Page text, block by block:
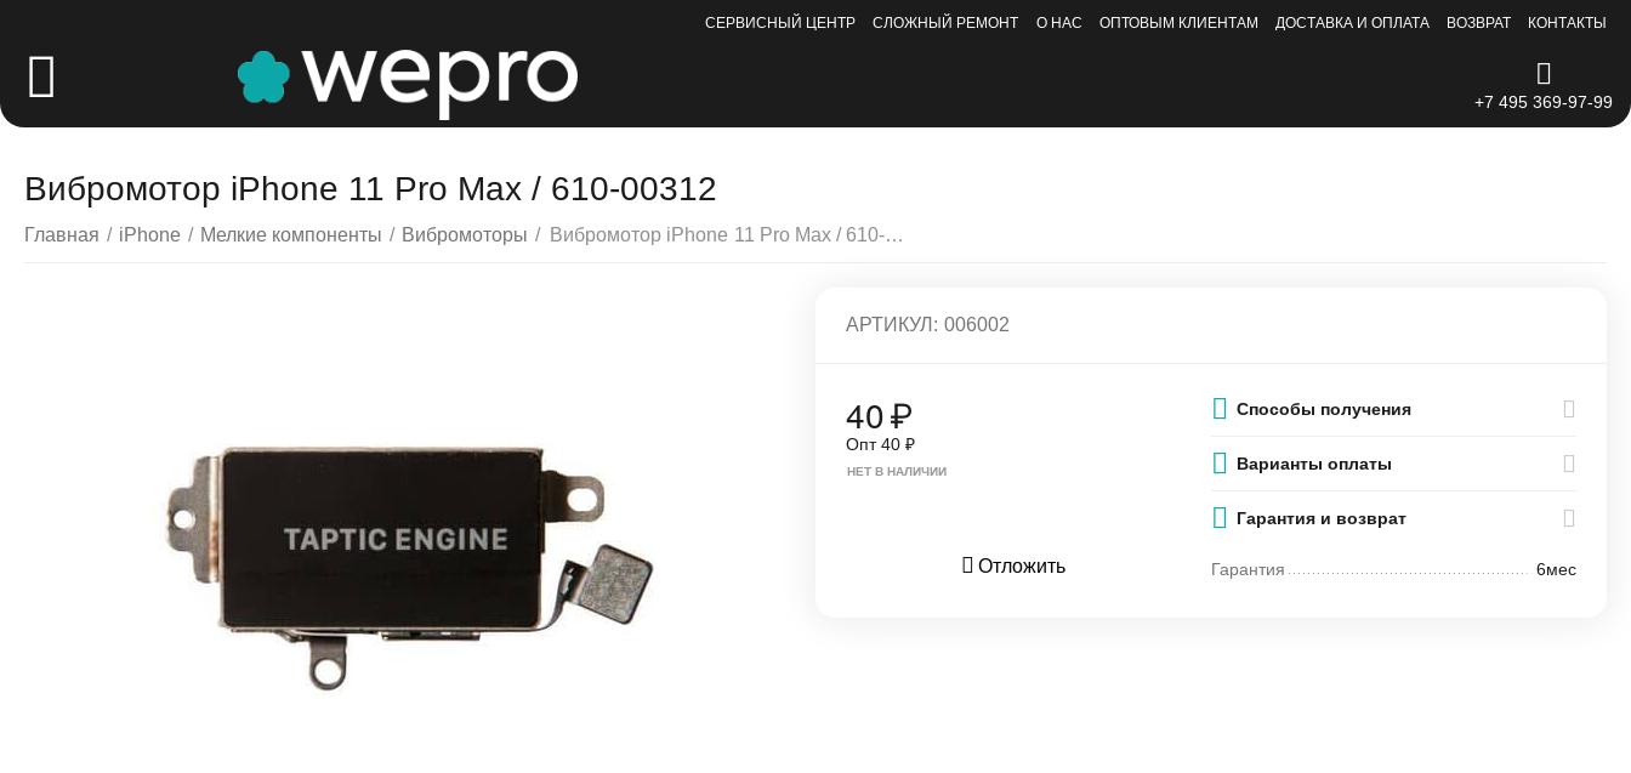
СЕРВИСНЫЙ ЦЕНТР СЛОЖНЫЙ РЕМОНТ О НАС ОПТОВЫМ КЛИЕНТАМ ДОСТАВКА И ОПЛАТА ВОЗВРАТ КОНТАКТЫ
+7 495 369-97-99
Вибромотор iPhone 11 Pro Max / 610-00312
Главная / iPhone / Мелкие компоненты / Вибромоторы / Вибромотор iPhone 11 Pro Max / 610-00312
АРТИКУЛ: 006002
40₽
Опт40 ₽
НЕТ В НАЛИЧИИ
Отложить
Способы получения
Варианты оплаты
Гарантия и возврат
Гарантия 6мес